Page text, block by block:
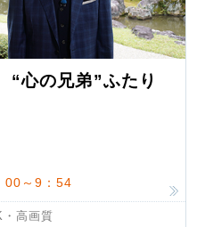
心の兄弟”ふたり
00～9：54
・高画質